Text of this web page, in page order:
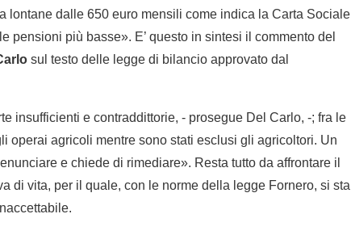
lontane dalle 650 euro mensili come indica la Carta Sociale
pensioni più basse». E’ questo in sintesi il commento del
sul testo delle legge di bilancio approvato dal
insufficienti e contraddittorie, - prosegue Del Carlo, -; fra le
operai agricoli mentre sono stati esclusi gli agricoltori. Un
e chiede di rimediare». Resta tutto da affrontare il
di vita, per il quale, con le norme della legge Fornero, si sta